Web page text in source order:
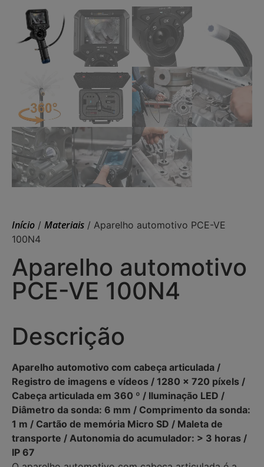
Início / Materiais / Aparelho automotivo PCE-VE
100N4
Aparelho automotivo
PCE-VE 100N4
Descrição
Aparelho automotivo com cabeça articulada /
Registro de imagens e vídeos / 1280 x 720 píxels /
Cabeça articulada em 360 º / Iluminação LED /
Diâmetro da sonda: 6 mm / Comprimento da sonda:
1 m / Cartão de memória Micro SD / Maleta de
transporte / Autonomia do acumulador: > 3 horas /
IP 67